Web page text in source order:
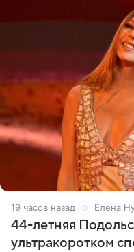
19 часов назад Елена
44-летняя
ультракоротком